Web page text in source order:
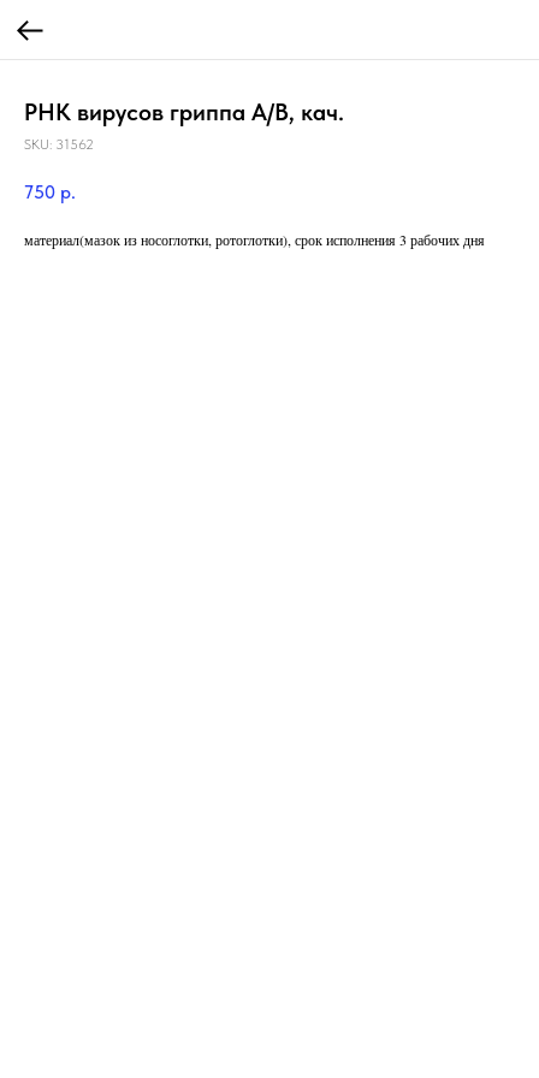
РНК вирусов гриппа A/B, кач.
SKU: 31562
750 р.
материал(мазок из носоглотки, ротоглотки), срок исполнения 3 рабочих дня